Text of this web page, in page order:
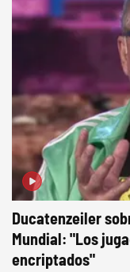
Ducatenzeiler
Mundial: "Los
encriptados"